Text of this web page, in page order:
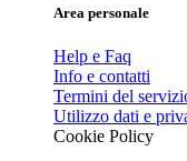
Area personale
Help e Faq
Info e contatti
Termini del
Utilizzo dati e
Cookie Policy